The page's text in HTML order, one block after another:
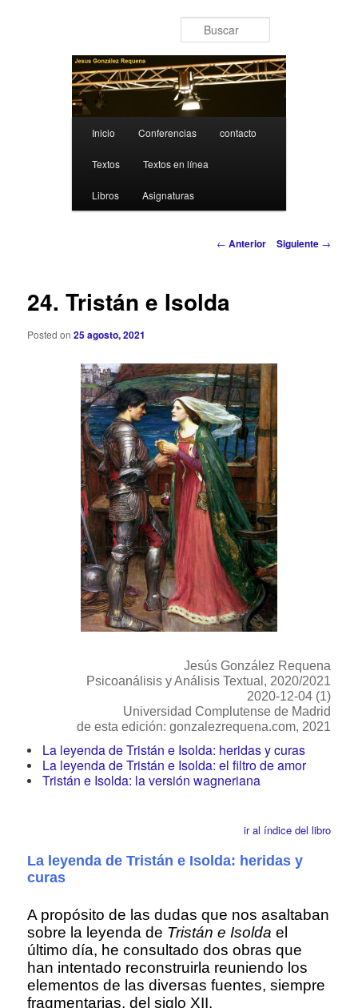
Buscar
Inicio Conferencias contacto
Textos Textos en línea
Libros Asignaturas
Navegación de entradas
← Anterior Siguiente →
24. Tristán e Isolda
Posted on25 agosto, 2021
Jesús González Requena
Psicoanálisis y Análisis Textual, 2020/2021
2020-12-04 (1)
Universidad Complutense de Madrid
de esta edición: gonzalezrequena.com, 2021
La leyenda de Tristán e Isolda: heridas y curas
La leyenda de Tristán e Isolda: el filtro de amor
Tristán e Isolda: la versión wagneriana
ir al índice del libro
La leyenda de Tristán e Isolda: heridas y
curas
A propósito de las dudas que nos asaltaban
sobre la leyenda de Tristán e Isoldael
último día, he consultado dos obras que
han intentado reconstruirla reuniendo los
elementos de las diversas fuentes, siempre
fragmentarias, del siglo XII.